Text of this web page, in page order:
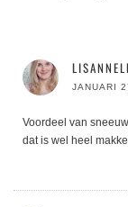
JANUARI
Voordeel van
dat is wel heel